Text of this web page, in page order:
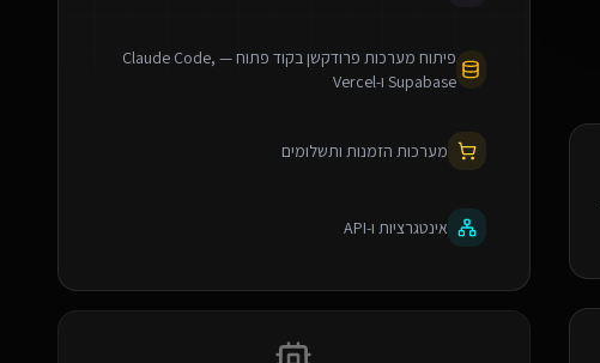
פיתוח מערכות פרודקשן בקוד פתוח — Claude Code,
Supabase ו-Vercel
מערכות הזמנות ותשלומים
אינטגרציות ו-API